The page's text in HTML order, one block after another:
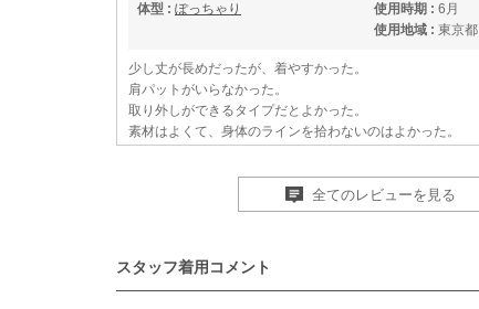
体型 : ぽっちゃり
使用時期 : 6月
使用地域 : 東京都
少し丈が長めだったが、着やすかった。
肩パットがいらなかった。
取り外しができるタイプだとよかった。
素材はよくて、身体のラインを拾わないのはよかった。
年齢 : 60代
全てのレビューを見る
スタッフ着用コメント